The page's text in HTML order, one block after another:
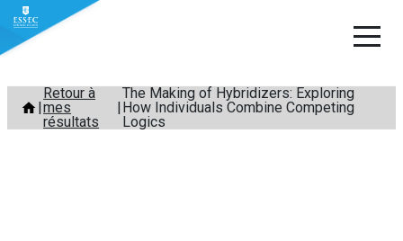
Aller
contenu
Retour à
mes
résultats
The Making of Hybridizers: Exploring
How Individuals Combine Competing
Logics